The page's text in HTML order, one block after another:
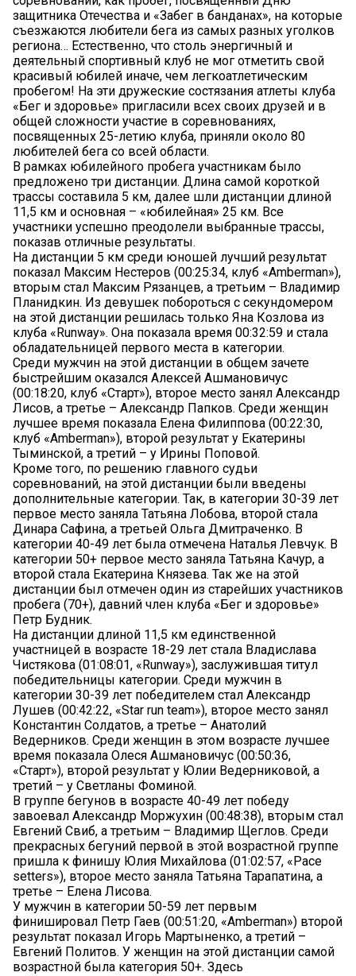
защитника Отечества и «Забег в банданах», на которые
съезжаются любители бега из самых разных уголков
региона… Естественно, что столь энергичный и
деятельный спортивный клуб не мог отметить свой
красивый юбилей иначе, чем легкоатлетическим
пробегом! На эти дружеские состязания атлеты клуба
«Бег и здоровье» пригласили всех своих друзей и в
общей сложности участие в соревнованиях,
посвященных 25-летию клуба, приняли около 80
любителей бега со всей области.
В рамках юбилейного пробега участникам было
предложено три дистанции. Длина самой короткой
трассы составила 5 км, далее шли дистанции длиной
11,5 км и основная – «юбилейная» 25 км. Все
участники успешно преодолели выбранные трассы,
показав отличные результаты.
На дистанции 5 км среди юношей лучший результат
показал Максим Нестеров (00:25:34, клуб «Amberman»),
вторым стал Максим Рязанцев, а третьим – Владимир
Планидкин. Из девушек побороться с секундомером
на этой дистанции решилась только Яна Козлова из
клуба «Runway». Она показала время 00:32:59 и стала
обладательницей первого места в категории.
Среди мужчин на этой дистанции в общем зачете
быстрейшим оказался Алексей Ашмановичус
(00:18:20, клуб «Старт»), второе место занял Александр
Лисов, а третье – Александр Папков. Среди женщин
лучшее время показала Елена Филиппова (00:22:30,
клуб «Amberman»), второй результат у Екатерины
Тыминской, а третий – у Ирины Поповой.
Кроме того, по решению главного судьи
соревнований, на этой дистанции были введены
дополнительные категории. Так, в категории 30-39 лет
первое место заняла Татьяна Лобова, второй стала
Динара Сафина, а третьей Ольга Дмитраченко. В
категории 40-49 лет была отмечена Наталья Левчук. В
категории 50+ первое место заняла Татьяна Качур, а
второй стала Екатерина Князева. Так же на этой
дистанции был отмечен один из старейших участников
пробега (70+), давний член клуба «Бег и здоровье»
Петр Будник.
На дистанции длиной 11,5 км единственной
участницей в возрасте 18-29 лет стала Владислава
Чистякова (01:08:01, «Runway»), заслужившая титул
победительницы категории. Среди мужчин в
категории 30-39 лет победителем стал Александр
Лушев (00:42:22, «Star run team»), второе место занял
Константин Солдатов, а третье – Анатолий
Ведерников. Среди женщин в этом возрасте лучшее
время показала Олеся Ашмановичус (00:50:36,
«Старт»), второй результат у Юлии Ведерниковой, а
третий – у Светланы Фоминой.
В группе бегунов в возрасте 40-49 лет победу
завоевал Александр Моржухин (00:48:38), вторым стал
Евгений Свиб, а третьим – Владимир Щеглов. Среди
прекрасных бегуний первой в этой возрастной группе
пришла к финишу Юлия Михайлова (01:02:57, «Pace
setters»), второе место заняла Татьяна Тарапатина, а
третье – Елена Лисова.
У мужчин в категории 50-59 лет первым
финишировал Петр Гаев (00:51:20, «Amberman») второй
результат показал Игорь Мартыненко, а третий –
Евгений Политов. У женщин на этой дистанции самой
возрастной была категория 50+. Здесь